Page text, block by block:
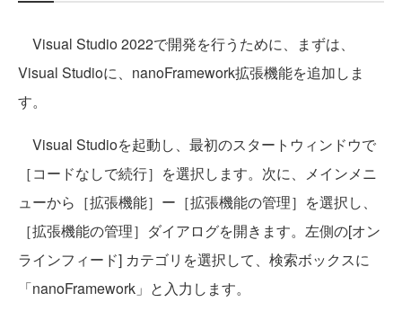
Visual Studio 2022で開発を行うために、まずは、
Visual Studioに、nanoFramework拡張機能を追加しま
す。
Visual Studioを起動し、最初のスタートウィンドウで
［コードなしで続行］を選択します。次に、メインメニ
ューから［拡張機能］ー［拡張機能の管理］を選択し、
［拡張機能の管理］ダイアログを開きます。左側の[オン
ラインフィード] カテゴリを選択して、検索ボックスに
「nanoFramework」と入力します。